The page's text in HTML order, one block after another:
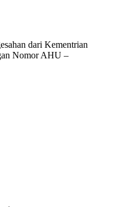
dari Kementrian
Nomor AHU –